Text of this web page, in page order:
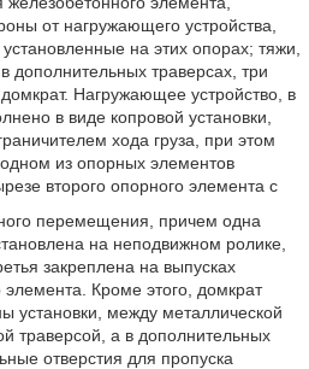
от нагружающего устройства,
на этих опорах; тяжи,
дополнительных траверсах, три
Нагружающее устройство, в
в виде копровой установки,
хода груза, при этом
из опорных элементов
второго опорного элемента с
перемещения, причем одна
на неподвижном ролике,
закреплена на выпусках
Кроме этого, домкрат
установки, между металлической
траверсой, а в дополнительных
отверстия для пропуска